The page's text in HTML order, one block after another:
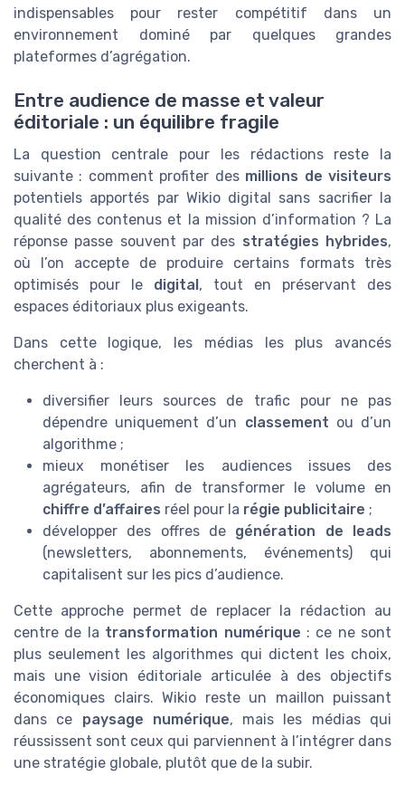
indispensables pour rester compétitif dans un
environnement dominé par quelques grandes
plateformes d’agrégation.
Entre audience de masse et valeur
éditoriale : un équilibre fragile
La question centrale pour les rédactions reste la
suivante : comment profiter des millions de visiteurs
potentiels apportés par Wikio digital sans sacrifier la
qualité des contenus et la mission d’information ? La
réponse passe souvent par des stratégies hybrides,
où l’on accepte de produire certains formats très
optimisés pour le digital, tout en préservant des
espaces éditoriaux plus exigeants.
Dans cette logique, les médias les plus avancés
cherchent à :
diversifier leurs sources de trafic pour ne pas
dépendre uniquement d’un classement ou d’un
algorithme ;
mieux monétiser les audiences issues des
agrégateurs, afin de transformer le volume en
chiffre d’affaires réel pour la régie publicitaire ;
développer des offres de génération de leads
(newsletters, abonnements, événements) qui
capitalisent sur les pics d’audience.
Cette approche permet de replacer la rédaction au
centre de la transformation numérique : ce ne sont
plus seulement les algorithmes qui dictent les choix,
mais une vision éditoriale articulée à des objectifs
économiques clairs. Wikio reste un maillon puissant
dans ce paysage numérique, mais les médias qui
réussissent sont ceux qui parviennent à l’intégrer dans
une stratégie globale, plutôt que de la subir.